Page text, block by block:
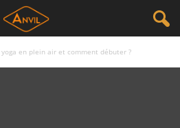
en plein air et comment débuter ?